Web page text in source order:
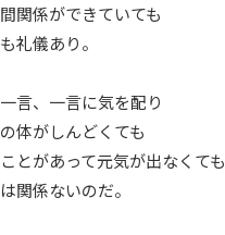
関係ができていても
礼儀あり。
言、一言に気を配り
体がしんどくても
とがあって元気が出なくても
関係ないのだ。